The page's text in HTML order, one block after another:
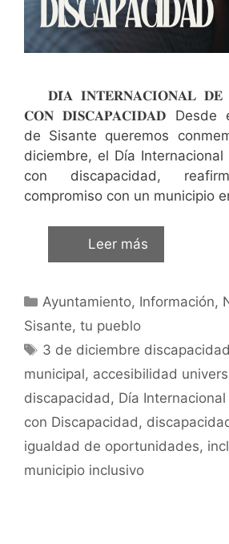
𝐃𝐈́𝐀 𝐈𝐍𝐓𝐄𝐑𝐍𝐀𝐂𝐈𝐎𝐍𝐀𝐋 𝐃𝐄
𝐂𝐎𝐍 𝐃𝐈𝐒𝐂𝐀𝐏𝐀𝐂𝐈𝐃𝐀𝐃 Desde
de Sisante queremos
diciembre, el Día
con discapacidad,
compromiso con un municipio
Leer más
Ayuntamiento, Información,
Sisante, tu pueblo
3 de diciembre discapacidad
municipal, accesibilidad
discapacidad, Día
con Discapacidad,
igualdad de oportunidades,
municipio inclusivo